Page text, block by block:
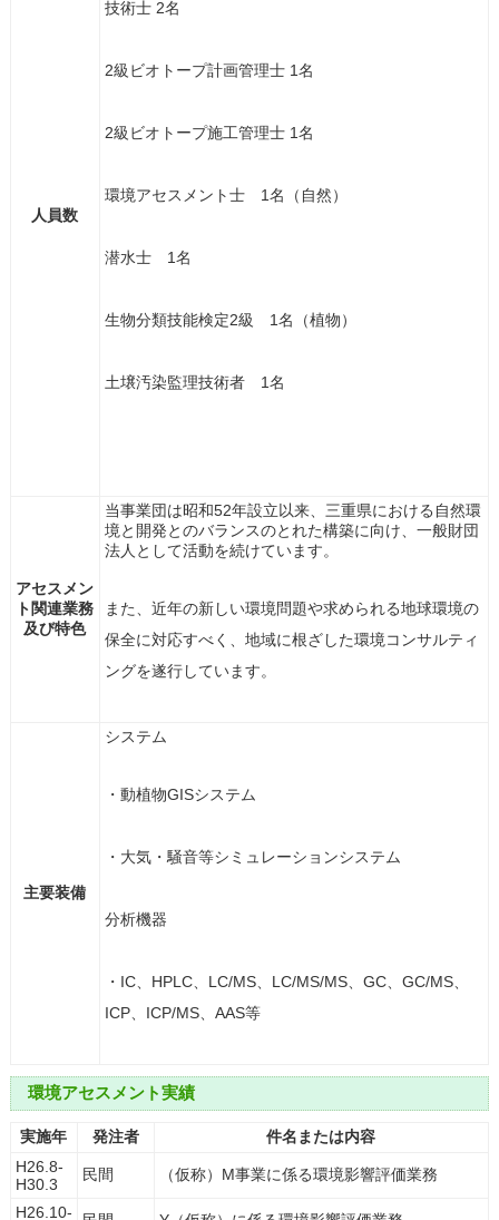
人員数
技術士 2名
2級ビオトープ計画管理士 1名
2級ビオトープ施工管理士 1名
環境アセスメント士 1名（自然）
潜水士 1名
生物分類技能検定2級 1名（植物）
土壌汚染監理技術者 1名
アセスメン
ト関連業務
及び特色
当事業団は昭和52年設立以来、三重県における自然環
境と開発とのバランスのとれた構築に向け、一般財団
法人として活動を続けています。
また、近年の新しい環境問題や求められる地球環境の
保全に対応すべく、地域に根ざした環境コンサルティ
ングを遂行しています。
主要装備
システム
・動植物GISシステム
・大気・騒音等シミュレーションシステム
分析機器
・IC、HPLC、LC/MS、LC/MS/MS、GC、GC/MS、
ICP、ICP/MS、AAS等
環境アセスメント実績
実施年 発注者
件名または内容
H26.8-
H30.3
民間 （仮称）M事業に係る環境影響評価業務
H26.10-